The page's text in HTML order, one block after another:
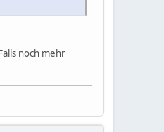
noch mehr